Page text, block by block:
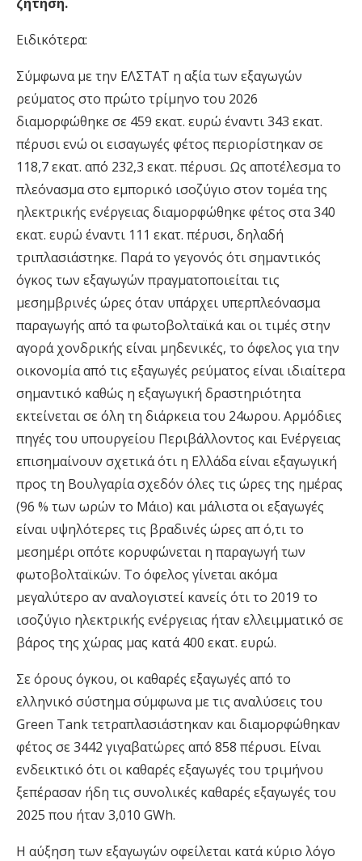
Ειδικότερα:
Σύμφωνα με την ΕΛΣΤΑΤ η αξία των εξαγωγών
ρεύματος στο πρώτο τρίμηνο του 2026
διαμορφώθηκε σε 459 εκατ. ευρώ έναντι 343 εκατ.
πέρυσι ενώ οι εισαγωγές φέτος περιορίστηκαν σε
118,7 εκατ. από 232,3 εκατ. πέρυσι. Ως αποτέλεσμα το
πλεόνασμα στο εμπορικό ισοζύγιο στον τομέα της
ηλεκτρικής ενέργειας διαμορφώθηκε φέτος στα 340
εκατ. ευρώ έναντι 111 εκατ. πέρυσι, δηλαδή
τριπλασιάστηκε. Παρά το γεγονός ότι σημαντικός
όγκος των εξαγωγών πραγματοποιείται τις
μεσημβρινές ώρες όταν υπάρχει υπερπλεόνασμα
παραγωγής από τα φωτοβολταϊκά και οι τιμές στην
αγορά χονδρικής είναι μηδενικές, το όφελος για την
οικονομία από τις εξαγωγές ρεύματος είναι ιδιαίτερα
σημαντικό καθώς η εξαγωγική δραστηριότητα
εκτείνεται σε όλη τη διάρκεια του 24ωρου. Αρμόδιες
πηγές του υπουργείου Περιβάλλοντος και Ενέργειας
επισημαίνουν σχετικά ότι η Ελλάδα είναι εξαγωγική
προς τη Βουλγαρία σχεδόν όλες τις ώρες της ημέρας
(96 % των ωρών το Μάιο) και μάλιστα οι εξαγωγές
είναι υψηλότερες τις βραδινές ώρες απ ό,τι το
μεσημέρι οπότε κορυφώνεται η παραγωγή των
φωτοβολταϊκών. Το όφελος γίνεται ακόμα
μεγαλύτερο αν αναλογιστεί κανείς ότι το 2019 το
ισοζύγιο ηλεκτρικής ενέργειας ήταν ελλειμματικό σε
βάρος της χώρας μας κατά 400 εκατ. ευρώ.
Σε όρους όγκου, οι καθαρές εξαγωγές από το
ελληνικό σύστημα σύμφωνα με τις αναλύσεις του
Green Tank τετραπλασιάστηκαν και διαμορφώθηκαν
φέτος σε 3442 γιγαβατώρες από 858 πέρυσι. Είναι
ενδεικτικό ότι οι καθαρές εξαγωγές του τριμήνου
ξεπέρασαν ήδη τις συνολικές καθαρές εξαγωγές του
2025 που ήταν 3,010 GWh.
Η αύξηση των εξαγωγών οφείλεται κατά κύριο λόγο